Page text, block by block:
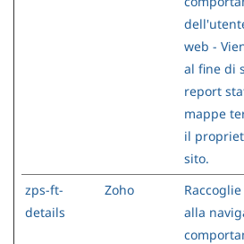
web -
al fine di
report
mappe
il
sito.
zps-ft-
details
Zoho
alla